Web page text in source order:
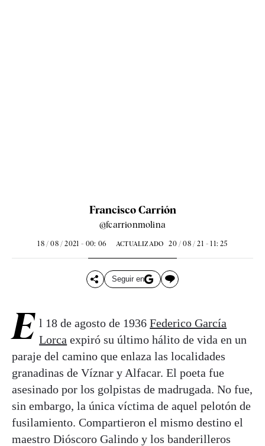
Francisco Carrión
@fcarrionmolina
18 / 08 / 2021 - 00: 06 ACTUALIZADO 20 / 08 / 21 - 11: 25
Seguir en
E l 18 de agosto de 1936Federico García
Lorca expiró su último hálito de vida en un
paraje del camino que enlaza las localidades
granadinas de Víznar y Alfacar. El poeta fue
asesinado por los golpistas de madrugada. No fue,
sin embargo, la única víctima de aquel pelotón de
fusilamiento. Compartieron el mismo destino el
maestro Dióscoro Galindo y los banderilleros